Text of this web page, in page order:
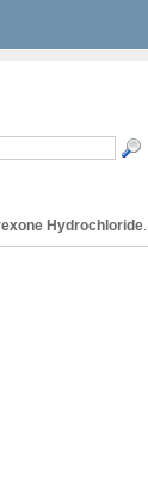
Hydrochloride.